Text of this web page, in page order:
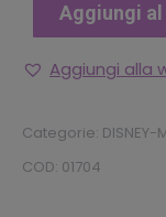
Aggiungi
Aggiungi alla
Categorie: DISNEY-
COD: 01704